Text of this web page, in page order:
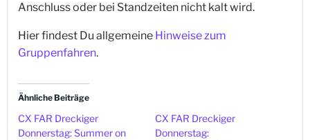
Anschluss oder bei Standzeiten nicht kalt wird.
Hier findest Du allgemeine Hinweise zum
Gruppenfahren.
Ähnliche Beiträge
CX FAR Dreckiger
Donnerstag: Summer on
CX FAR Dreckiger
Donnerstag: